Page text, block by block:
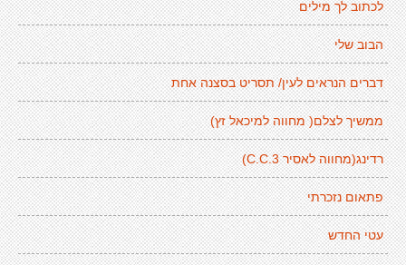
לכתוב לך מילים
הבוב שלי
דברים הנראים לעין/ תסריט בסצנה אחת
ממשיך לצלם( מחווה למיכאל זץ)
רדינג(מחווה לאסיר C.C.3)
פתאום נזכרתי
עטי החדש